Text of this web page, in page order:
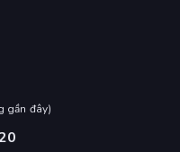
gần đây)